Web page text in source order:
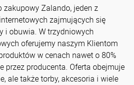
Zalando, jeden z
zajmujących się
i obuwia. W trzydniowych
oferujemy naszym Klientom
w cenach nawet o 80%
przez producenta. Oferta obejmuje
ale także torby, akcesoria i wiele